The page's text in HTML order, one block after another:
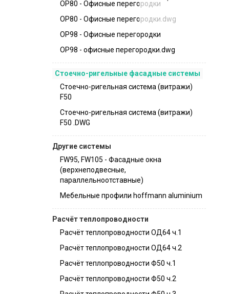
OP80 - Офисные перегородки
OP80 - Офисные перегородки.dwg
OP98 - Офисные перегородки
OP98 - офисные перегородки.dwg
Стоечно-ригельные фасадные системы
Стоечно-ригельная система (витражи)
F50
Стоечно-ригельная система (витражи)
F50 .DWG
Другие системы
FW95, FW105 - Фасадные окна
(верхнеподвесные,
параллельноотставные)
Мебельные профили hoffmann aluminium
Расчёт теплопроводности
Расчёт теплопроводности ОД64 ч.1
Расчёт теплопроводности ОД64 ч.2
Расчёт теплопроводности Ф50 ч.1
Расчёт теплопроводности Ф50 ч.2